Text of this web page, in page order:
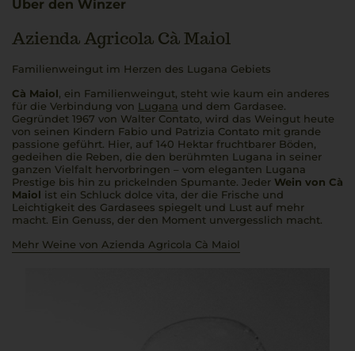
Über den Winzer
Azienda Agricola Cà Maiol
Familienweingut im Herzen des Lugana Gebiets
Cà Maiol, ein Familienweingut, steht wie kaum ein anderes
für die Verbindung von Lugana und dem Gardasee.
Gegründet 1967 von Walter Contato, wird das Weingut heute
von seinen Kindern Fabio und Patrizia Contato mit grande
passione geführt. Hier, auf 140 Hektar fruchtbarer Böden,
gedeihen die Reben, die den berühmten Lugana in seiner
ganzen Vielfalt hervorbringen – vom eleganten Lugana
Prestige bis hin zu prickelnden Spumante. Jeder Wein von Cà
Maiol ist ein Schluck dolce vita, der die Frische und
Leichtigkeit des Gardasees spiegelt und Lust auf mehr
macht. Ein Genuss, der den Moment unvergesslich macht.
Mehr Weine von Azienda Agricola Cà Maiol